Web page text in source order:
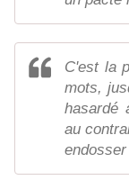
C'est la
mots,
hasardé
au